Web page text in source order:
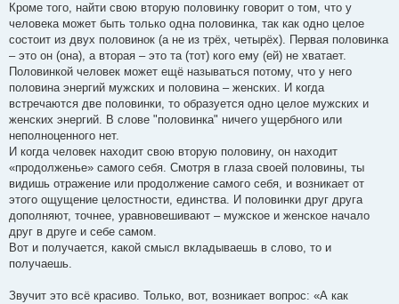
Кроме того, найти свою вторую половинку говорит о том, что у
человека может быть только одна половинка, так как одно целое
состоит из двух половинок (а не из трёх, четырёх). Первая половинка
– это он (она), а вторая – это та (тот) кого ему (ей) не хватает.
Половинкой человек может ещё называться потому, что у него
половина энергий мужских и половина – женских. И когда
встречаются две половинки, то образуется одно целое мужских и
женских энергий. В слове "половинка" ничего ущербного или
неполноценного нет.
И когда человек находит свою вторую половину, он находит
«продолженье» самого себя. Смотря в глаза своей половины, ты
видишь отражение или продолжение самого себя, и возникает от
этого ощущение целостности, единства. И половинки друг друга
дополняют, точнее, уравновешивают – мужское и женское начало
друг в друге и себе самом.
Вот и получается, какой смысл вкладываешь в слово, то и
получаешь.
Звучит это всё красиво. Только, вот, возникает вопрос: «А как